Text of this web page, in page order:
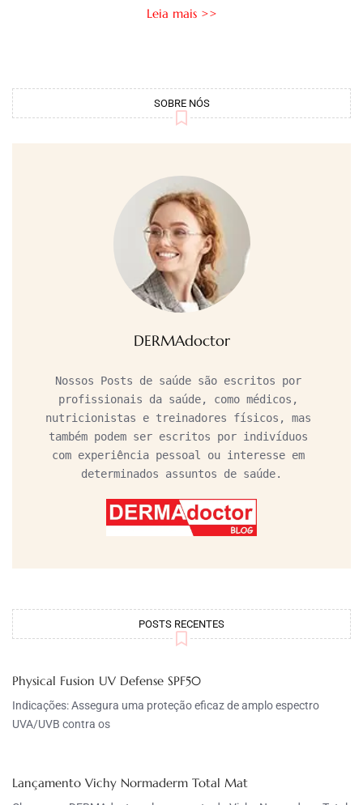
Leia mais >>
SOBRE NÓS
DERMAdoctor
Nossos Posts de saúde são escritos por
profissionais da saúde, como médicos,
nutricionistas e treinadores físicos, mas
também podem ser escritos por indivíduos
com experiência pessoal ou interesse em
determinados assuntos de saúde.
POSTS RECENTES
Physical Fusion UV Defense SPF50
Indicações: Assegura uma proteção eficaz de amplo espectro
UVA/UVB contra os
Lançamento Vichy Normaderm Total Mat